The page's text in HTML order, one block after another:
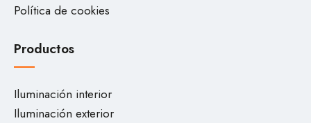
Política de cookies
Productos
Iluminación interior
Iluminación exterior